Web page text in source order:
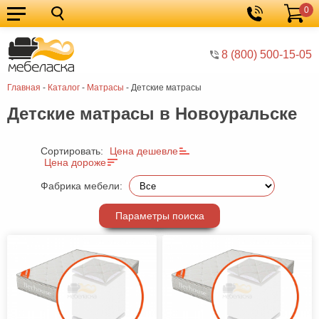
8 (800) 500-15-05
Корзина
0
Главная - Каталог - Матрасы - Детские матрасы
Кухонные
гарнитуры
Мебель
для
кухни
Мебель
для
спальни
Кровати
Шкафы
Детская
гостиную
для
прихожей
Столы
Комоды
Детские матрасы в Новоуральске
Сортировать:
Цена дешевле
Цена дороже
Фабрика мебели:
Параметры поиска